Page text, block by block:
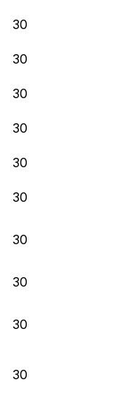
30
30
30
30
30
30
30
30
30
30